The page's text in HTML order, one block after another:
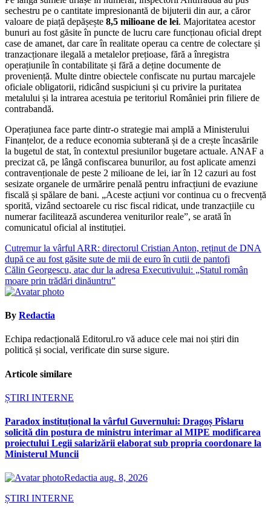
sechestru pe o cantitate impresionantă de bijuterii din aur, a căror
valoare de piață depășește 8,5 milioane de lei. Majoritatea acestor
bunuri au fost găsite în puncte de lucru care funcționau oficial drept
case de amanet, dar care în realitate operau ca centre de colectare și
tranzacționare ilegală a metalelor prețioase, fără a înregistra
operațiunile în contabilitate și fără a deține documente de
proveniență. Multe dintre obiectele confiscate nu purtau marcajele
oficiale obligatorii, ridicând suspiciuni și cu privire la puritatea
metalului și la intrarea acestuia pe teritoriul României prin filiere de
contrabandă.
Operațiunea face parte dintr-o strategie mai amplă a Ministerului
Finanțelor, de a reduce economia subterană și de a crește încasările
la bugetul de stat, în contextul presiunilor bugetare actuale. ANAF a
precizat că, pe lângă confiscarea bunurilor, au fost aplicate amenzi
contravenționale de peste 2 milioane de lei, iar în 12 cazuri au fost
sesizate organele de urmărire penală pentru infracțiuni de evaziune
fiscală și spălare de bani. „Aceste acțiuni vor continua cu o frecvență
sporită, vizând sectoarele cu risc fiscal ridicat, unde tranzacțiile cu
numerar facilitează ascunderea veniturilor reale”, se arată în
comunicatul oficial al instituției.
Navigare
în
articole
Cutremur la vârful ARR: directorul Cristian Anton, reținut de DNA
după ce au fost găsite sute de mii de euro în cutii de pantofi
Călin Georgescu, atac dur la adresa Executivului: „Statul român
moare prin trădări dinăuntru”
By Redactia
Echipa redacțională Editorul.ro vă aduce cele mai noi știri din
politică și social, verificate din surse sigure.
Articole similare
ȘTIRI INTERNE
Paradox instituțional la vârful Guvernului: Dragoș Pîslaru
solicită din postura de ministru interimar al MIPE modificarea
proiectului Legii salarizării elaborat sub propria coordonare la
Ministerul Muncii
Redactia aug. 8, 2026
ȘTIRI INTERNE